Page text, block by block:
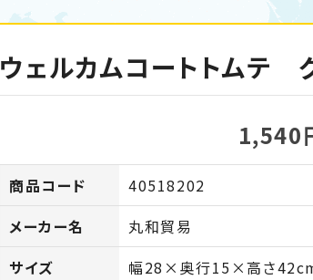
ウェルカムコートトムテ
1,540
商品コード
40518202
メーカー名
丸和貿易
サイズ
幅28×奥行15×高さ